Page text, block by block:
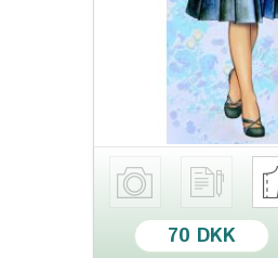
70 DKK